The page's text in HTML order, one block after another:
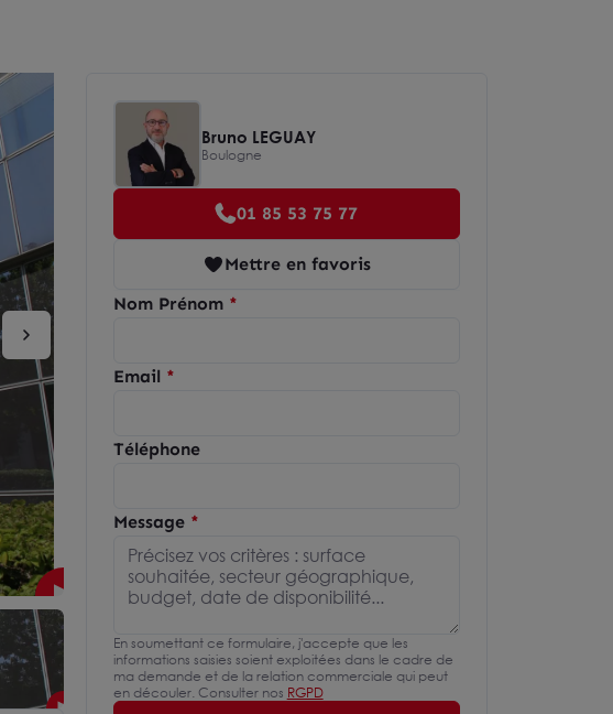
Bruno LEGUAY
Boulogne
01 85 53 75 77
Mettre en favoris
Nom Prénom
Email
Téléphone
Message
En soumettant ce formulaire, j'accepte que les
informations saisies soient exploitées dans le cadre de
ma demande et de la relation commerciale qui peut
en découler. Consulter nos RGPD